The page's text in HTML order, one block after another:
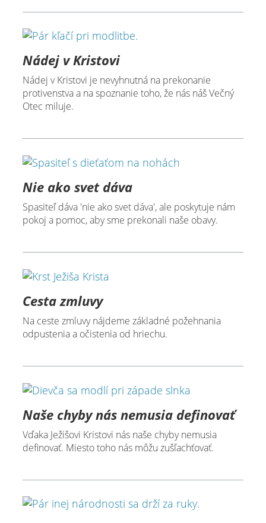
Nádej v Kristovi
Nádej v Kristovi je nevyhnutná na prekonanie
protivenstva a na spoznanie toho, že nás náš Večný
Otec miluje.
Nie ako svet dáva
Spasiteľ dáva 'nie ako svet dáva', ale poskytuje nám
pokoj a pomoc, aby sme prekonali naše obavy.
Cesta zmluvy
Na ceste zmluvy nájdeme základné požehnania
odpustenia a očistenia od hriechu.
Naše chyby nás nemusia definovať
Vďaka Ježišovi Kristovi nás naše chyby nemusia
definovať. Miesto toho nás môžu zušľachťovať.